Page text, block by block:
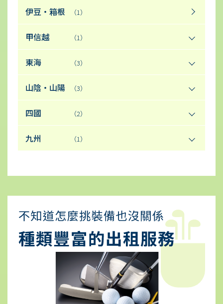
伊豆・箱根 （1）
甲信越 （1）
東海 （3）
山陰・山陽 （3）
四國 （2）
九州 （1）